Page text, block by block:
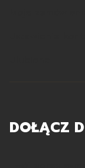
DOŁĄCZ